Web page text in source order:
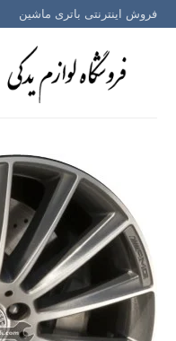
فروش اینترنتی باتری ماشین